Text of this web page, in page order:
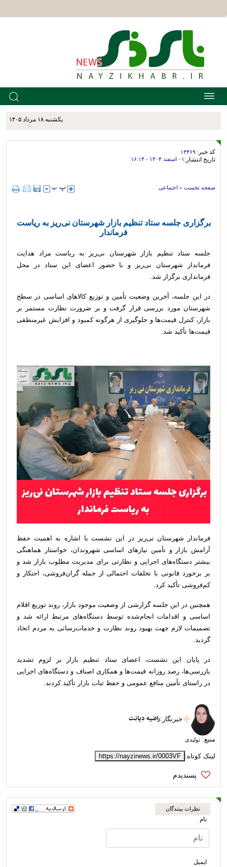
يکشنبه ۱۸ مرداد ۱۴۰۵
کد خبر: ۱۳۴۶۹
تاریخ انتشار: ۰۱ اسفند ۱۴۰۴ - ۱۶:۱۴
صفحه نخست » اجتماعی
برگزاری جلسه ستاد تنظیم بازار شهرستان نی‌ریز به ریاست
فرماندار
جلسه ستاد تنظیم بازار شهرستان نی‌ریز به ریاست مراد هدایت
فرماندار شهرستان نی‌ریز و با حضور اعضای این ستاد در محل
فرمانداری برگزار شد.
در این جلسه، آخرین وضعیت تأمین و توزیع کالاهای اساسی در سطح
شهرستان مورد بررسی قرار گرفت و بر ضرورت نظارت مستمر بر
بازار، کنترل قیمت‌ها و جلوگیری از هرگونه کمبود و افزایش غیرمنطقی
قیمت‌ها تأکید شد.
فرماندار شهرستان نی‌ریز در این نشست با اشاره به اهمیت حفظ
آرامش بازار و تأمین نیازهای اساسی شهروندان، خواستار هماهنگی
بیشتر دستگاه‌های اجرایی و نظارتی برای مدیریت مطلوب بازار شد و
بر برخورد قانونی با تخلفات احتمالی از جمله گران‌فروشی، احتکار و
کم‌فروشی تأکید کرد.
همچنین در این جلسه گزارشی از وضعیت موجود بازار، روند توزیع اقلام
اساسی و اقدامات انجام‌شده توسط دستگاه‌های مرتبط ارائه شد و
تصمیمات لازم جهت بهبود روند نظارت و خدمات‌رسانی به مردم اتخاذ
گردید.
در پایان این نشست، اعضای ستاد تنظیم بازار بر لزوم تشدید
بازرسی‌ها، رصد روزانه قیمت‌ها و همکاری اصناف و دستگاه‌های اجرایی
در راستای تأمین منافع عمومی و حفظ ثبات بازار تأکید کردند.
خبرنگار :راضیه دیانت
منبع: تولیدی
لینک کوتاه: https://nayzinews.ir/0003VF
نظرات بینندگان
نام
ایمیل